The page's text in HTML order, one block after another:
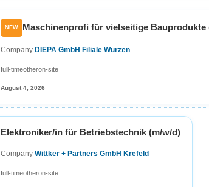
NEW Maschinenprofi für vielseitige
CompanyDIEPA GmbH Filiale Wurzen
full-timeotheron-site
August 4, 2026
Elektroniker/in für Betriebstechnik (m/w/d)
CompanyWittker + Partners GmbH Krefeld
full-timeotheron-site